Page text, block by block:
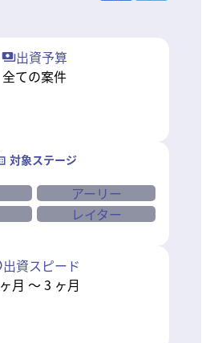
出資予算
全ての案件
対象ステージ
アーリー
レイター
出資スピード
ヶ月 〜3 ヶ月